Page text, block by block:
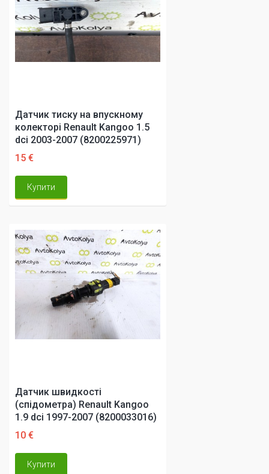
Датчик тиску на впускному
колекторі Renault Kangoo 1.5
dci 2003-2007 (8200225971)
15 €
Купити
Датчик швидкості
(спідометра) Renault Kangoo
1.9 dci 1997-2007 (8200033016)
10 €
Купити